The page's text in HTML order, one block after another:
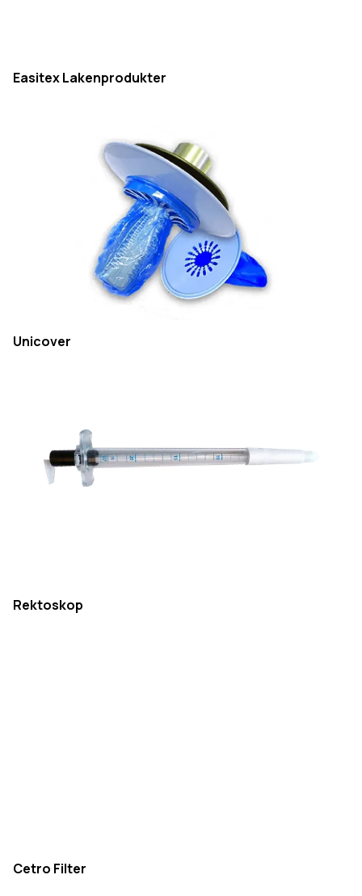
Easitex Lakenprodukter
Unicover
Rektoskop
Cetro Filter